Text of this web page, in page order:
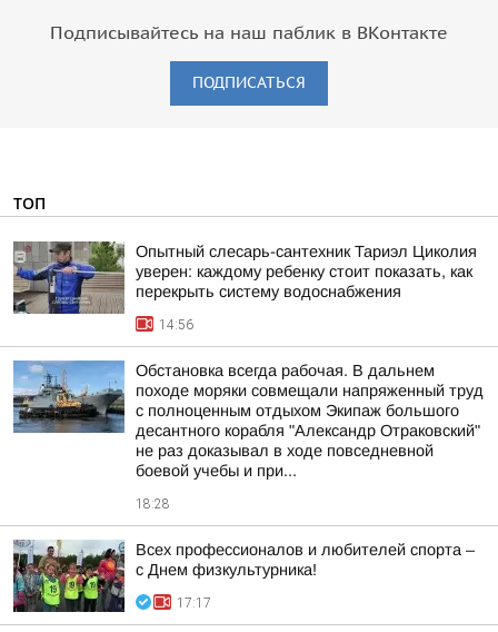
Подписывайтесь на наш паблик в ВКонтакте
ПОДПИСАТЬСЯ
ТОП
Опытный слесарь-сантехник Тариэл Циколия
уверен: каждому ребенку стоит показать, как
перекрыть систему водоснабжения
14:56
Обстановка всегда рабочая. В дальнем
походе моряки совмещали напряженный труд
с полноценным отдыхом Экипаж большого
десантного корабля "Александр Отраковский"
не раз доказывал в ходе повседневной
боевой учебы и при...
18:28
Всех профессионалов и любителей спорта –
с Днем физкультурника!
17:17